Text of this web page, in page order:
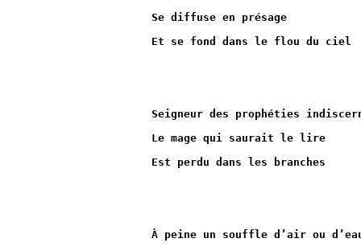
Se diffuse en présage
Et se fond dans le flou du ciel
Seigneur des prophéties
Le mage qui saurait le lire
Est perdu dans les branches
À peine un souffle d’air ou